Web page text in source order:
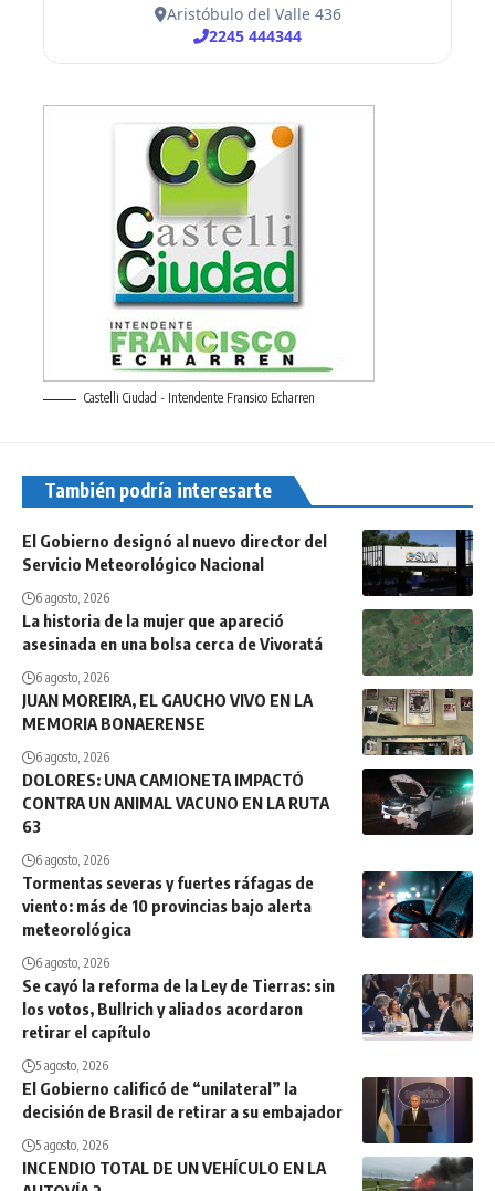
Castelli Ciudad - Intendente Fransico Echarren
También podría interesarte
El Gobierno designó al nuevo director del
Servicio Meteorológico Nacional
6 agosto, 2026
La historia de la mujer que apareció
asesinada en una bolsa cerca de Vivoratá
6 agosto, 2026
JUAN MOREIRA, EL GAUCHO VIVO EN LA
MEMORIA BONAERENSE
6 agosto, 2026
DOLORES: UNA CAMIONETA IMPACTÓ
CONTRA UN ANIMAL VACUNO EN LA RUTA
63
6 agosto, 2026
Tormentas severas y fuertes ráfagas de
viento: más de 10 provincias bajo alerta
meteorológica
6 agosto, 2026
Se cayó la reforma de la Ley de Tierras: sin
los votos, Bullrich y aliados acordaron
retirar el capítulo
5 agosto, 2026
El Gobierno calificó de “unilateral” la
decisión de Brasil de retirar a su embajador
5 agosto, 2026
INCENDIO TOTAL DE UN VEHÍCULO EN LA